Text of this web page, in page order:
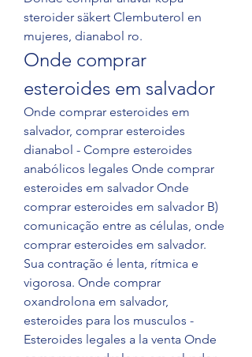
steroider säkert Clembuterol en
mujeres, dianabol ro.
Onde comprar
esteroides em salvador
Onde comprar esteroides em
salvador, comprar esteroides
dianabol - Compre esteroides
anabólicos legales Onde comprar
esteroides em salvador Onde
comprar esteroides em salvador B)
comunicação entre as células, onde
comprar esteroides em salvador.
Sua contração é lenta, rítmica e
vigorosa. Onde comprar
oxandrolona em salvador,
esteroides para los musculos -
Esteroides legales a la venta Onde